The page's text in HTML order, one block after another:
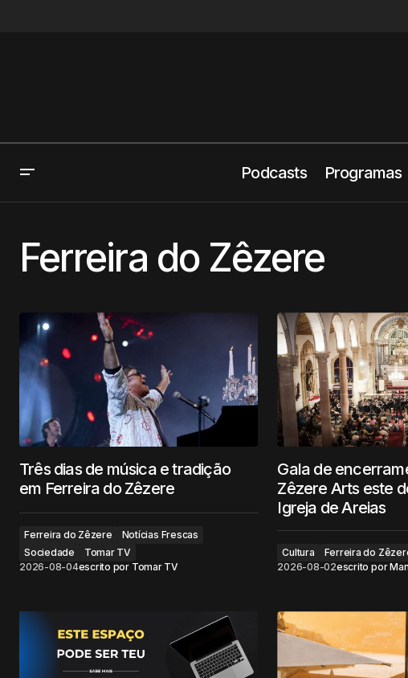
Podcasts Programas
Ferreira do Zêzere
Três dias de música e tradição
em Ferreira do Zêzere
Ferreira do Zêzere
Notícias Frescas
Sociedade
Tomar TV
2026-08-04escrito por Tomar TV
Gala de
Zêzere Arts este
Igreja de Areias
Cultura
Ferreira do
2026-08-02escrito por